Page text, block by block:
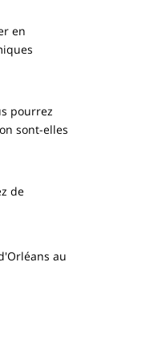
en
pourrez
sont-elles
de
au